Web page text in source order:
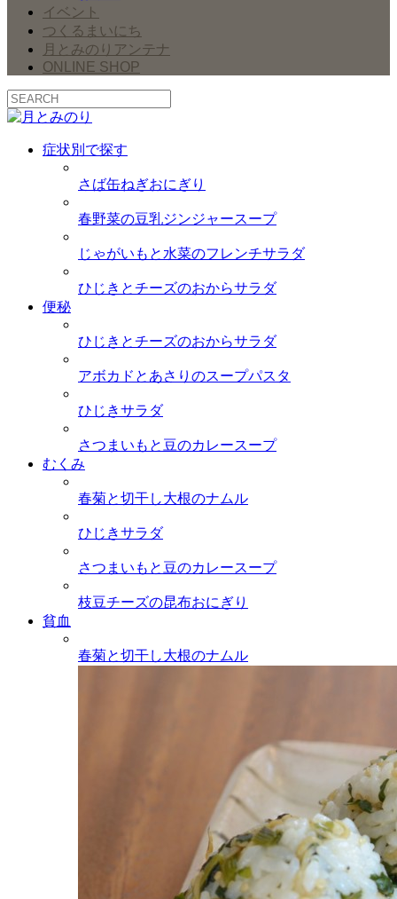
イベント
つくるまいにち
月とみのりアンテナ
ONLINE SHOP
症状別で探す
さば缶ねぎおにぎり
春野菜の豆乳ジンジャースープ
じゃがいもと水菜のフレンチサラダ
ひじきとチーズのおからサラダ
便秘
ひじきとチーズのおからサラダ
アボカドとあさりのスープパスタ
ひじきサラダ
さつまいもと豆のカレースープ
むくみ
春菊と切干し大根のナムル
ひじきサラダ
さつまいもと豆のカレースープ
枝豆チーズの昆布おにぎり
貧血
春菊と切干し大根のナムル